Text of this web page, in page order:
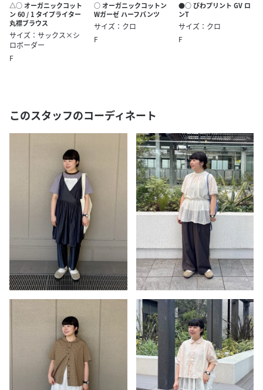
△○ オーガニックコット
ン 60 / 1 タイプライター
丸襟ブラウス
サイズ：サックス×シ
ロボーダー
F
○ オーガニックコットン
Wガーゼ ハーフパンツ
サイズ：クロ
F
●○ びわプリント GV ロ
ンT
サイズ：クロ
F
このスタッフのコーディネート